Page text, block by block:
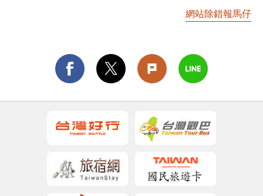
網站除錯報馬仔